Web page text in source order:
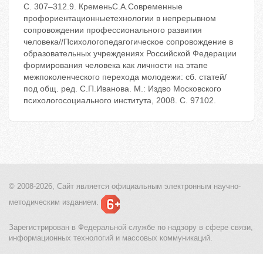
С. 307–312.9. КременьС.А.Современные
профориентационныетехнологии в непрерывном
сопровождении профессионального развития
человека//Психологопедагогическое сопровождение в
образовательных учреждениях Российской Федерации
формирования человека как личности на этапе
межпоколенческого перехода молодежи: сб. статей/
под общ. ред. С.П.Иванова. М.: Издво Московского
психологосоциального института, 2008. С. 97102.
© 2008-2026, Сайт является официальным электронным научно-
методическим изданием.
Зарегистрирован в Федеральной службе по надзору в сфере связи,
информационных технологий и массовых коммуникаций.